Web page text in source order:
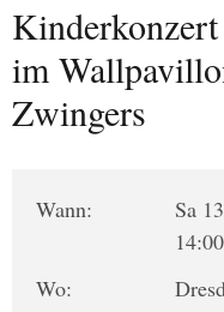
im
Zwingers
Wann:
Sa
Wo: